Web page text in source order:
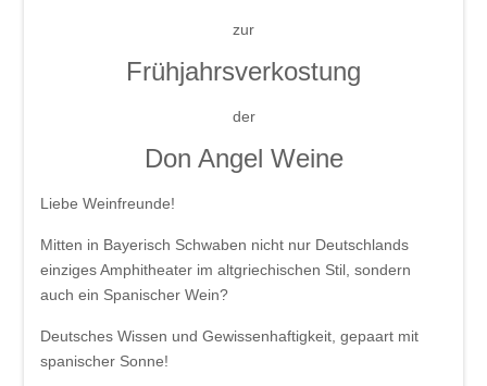
zur
Frühjahrsverkostung
der
Don Angel Weine
Liebe Weinfreunde!
Mitten in Bayerisch Schwaben nicht nur Deutschlands
einziges Amphitheater im altgriechischen Stil, sondern
auch ein Spanischer Wein?
Deutsches Wissen und Gewissenhaftigkeit, gepaart mit
spanischer Sonne!